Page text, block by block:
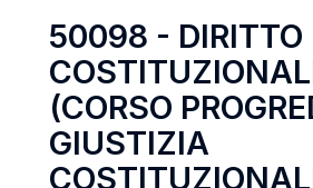
50098 - DIRITTO
(CORSO
GIUSTIZIA